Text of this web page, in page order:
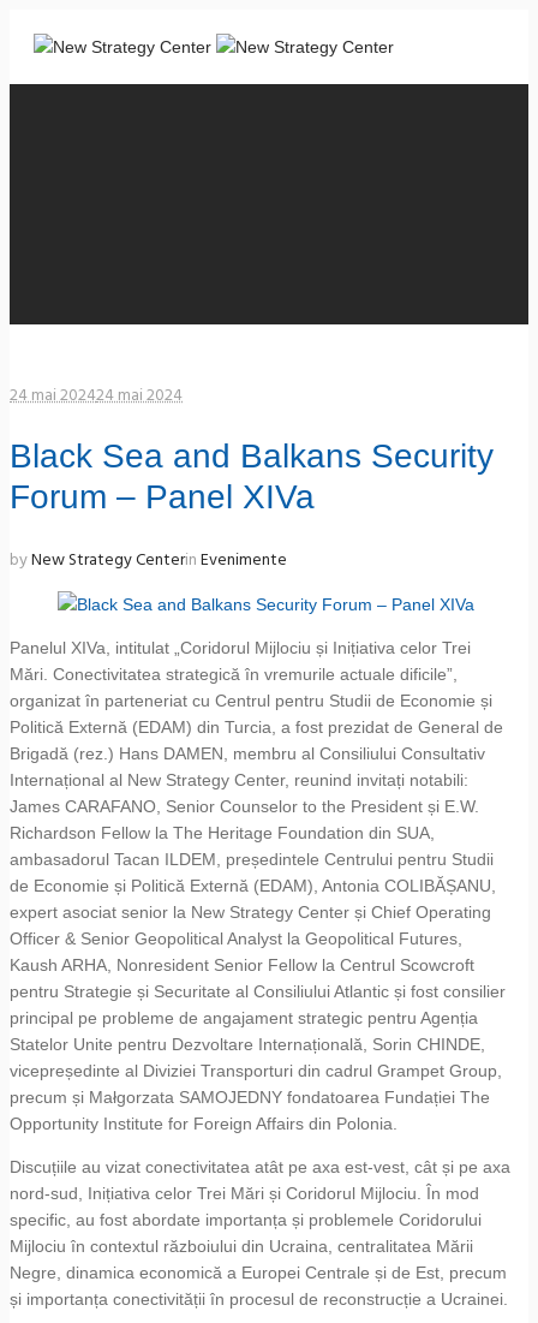
24 mai 202424 mai 2024
Black Sea and Balkans Security
Forum – Panel XIVa
byNew Strategy CenterinEvenimente
Panelul XIVa, intitulat „Coridorul Mijlociu și Inițiativa celor Trei
Mări. Conectivitatea strategică în vremurile actuale dificile”,
organizat în parteneriat cu Centrul pentru Studii de Economie și
Politică Externă (EDAM) din Turcia, a fost prezidat de General de
Brigadă (rez.) Hans DAMEN, membru al Consiliului Consultativ
Internațional al New Strategy Center, reunind invitați notabili:
James CARAFANO, Senior Counselor to the President și E.W.
Richardson Fellow la The Heritage Foundation din SUA,
ambasadorul Tacan ILDEM, președintele Centrului pentru Studii
de Economie și Politică Externă (EDAM), Antonia COLIBĂȘANU,
expert asociat senior la New Strategy Center și Chief Operating
Officer & Senior Geopolitical Analyst la Geopolitical Futures,
Kaush ARHA, Nonresident Senior Fellow la Centrul Scowcroft
pentru Strategie și Securitate al Consiliului Atlantic și fost consilier
principal pe probleme de angajament strategic pentru Agenția
Statelor Unite pentru Dezvoltare Internațională, Sorin CHINDE,
vicepreședinte al Diviziei Transporturi din cadrul Grampet Group,
precum și Małgorzata SAMOJEDNY fondatoarea Fundației The
Opportunity Institute for Foreign Affairs din Polonia.
Discuțiile au vizat conectivitatea atât pe axa est-vest, cât și pe axa
nord-sud, Inițiativa celor Trei Mări și Coridorul Mijlociu. În mod
specific, au fost abordate importanța și problemele Coridorului
Mijlociu în contextul războiului din Ucraina, centralitatea Mării
Negre, dinamica economică a Europei Centrale și de Est, precum
și importanța conectivității în procesul de reconstrucție a Ucrainei.